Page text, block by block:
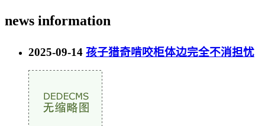
news information
2025-09-14 孩子猎奇啃咬柜体边完全不消担忧